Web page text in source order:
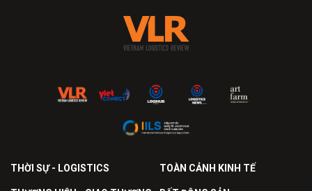
THỜI SỰ - LOGISTICS TOÀN CẢNH KINH TẾ